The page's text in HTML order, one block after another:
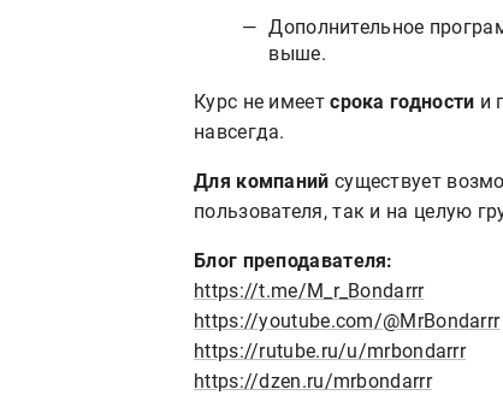
Дополнительное
выше.
Курс не имеетсрока годности и
навсегда.
Для компаний существует
пользователя, так и на целую
Блог преподавателя:
https://t.me/M_r_Bondarrr
https://youtube.com/@MrBondarrr
https://rutube.ru/u/mrbondarrr
https://dzen.ru/mrbondarrr